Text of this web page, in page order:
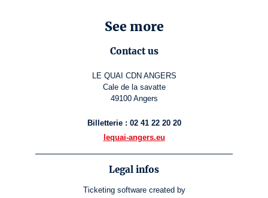
See more
Contact us
LE QUAI CDN ANGERS
Cale de la savatte
49100 Angers
Billetterie : 02 41 22 20 20
lequai-angers.eu
Legal infos
Ticketing software created by